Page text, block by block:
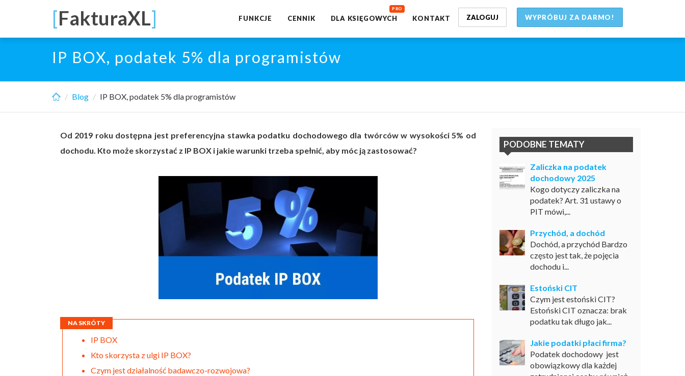
main
[FakturaXL] WYPRÓBUJ ZA DARMO!
ZALOGUJ
FUNKCJE CENNIK DLA KSIĘGOWYCH KONTAKT
IP BOX, podatek 5% dla programistów
Blog IP BOX, podatek 5% dla programistów
Od 2019 roku dostępna jest preferencyjna stawka podatku dochodowego dla twórców w wysokości 5% od
dochodu. Kto może skorzystać z IP BOX i jakie warunki trzeba spełnić, aby móc ją zastosować?
NA SKRÓTY
IP BOX
Kto skorzysta z ulgi IP BOX?
Czym jest działalność badawczo-rozwojowa?
PODOBNE TEMATY
Zaliczka na podatek
dochodowy 2025
Kogo dotyczy zaliczka na
podatek? Art. 31 ustawy o
PIT mówi,...
Przychód, a dochód
Dochód, a przychód Bardzo
często jest tak, że pojęcia
dochodu i...
Estoński CIT
Czym jest estoński CIT?
Estoński CIT oznacza: brak
podatku tak długo jak...
Jakie podatki płaci firma?
Podatek dochodowy jest
obowiązkowy dla każdej